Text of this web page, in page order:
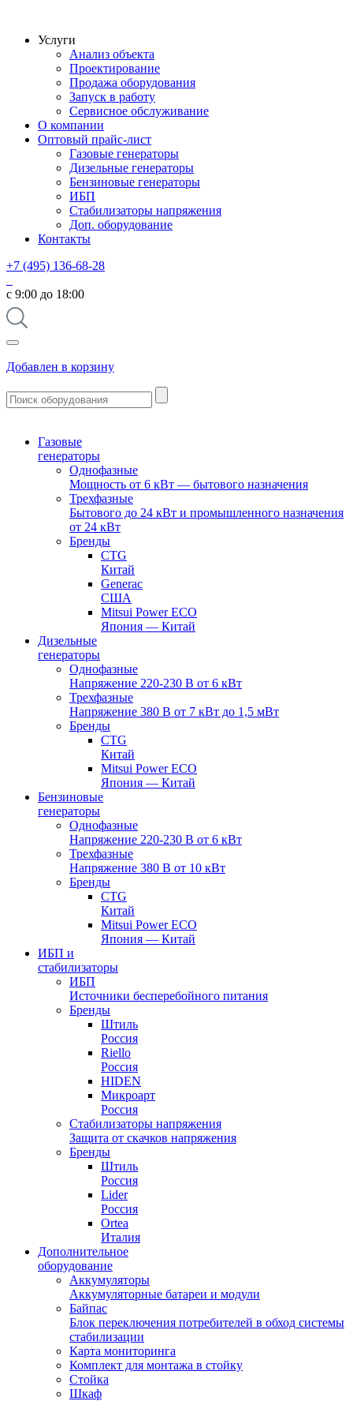
Услуги
Анализ объекта
Проектирование
Продажа оборудования
Запуск в работу
Сервисное обслуживание
О компании
Оптовый прайс-лист
Газовые генераторы
Дизельные генераторы
Бензиновые генераторы
ИБП
Стабилизаторы напряжения
Доп. оборудование
Контакты
+7 (495) 136-68-28
с 9:00 до 18:00
Добавлен в корзину
Газовые
генераторы
Однофазные
Мощность от 6 кВт — бытового назначения
Трехфазные
Бытового до 24 кВт и промышленного назначения
от 24 кВт
Бренды
CTG
Китай
Generac
США
Mitsui Power ECO
Япония — Китай
Дизельные
генераторы
Однофазные
Напряжение 220-230 В от 6 кВт
Трехфазные
Напряжение 380 В от 7 кВт до 1,5 мВт
Бренды
CTG
Китай
Mitsui Power ECO
Япония — Китай
Бензиновые
генераторы
Однофазные
Напряжение 220-230 В от 6 кВт
Трехфазные
Напряжение 380 В от 10 кВт
Бренды
CTG
Китай
Mitsui Power ECO
Япония — Китай
ИБП и
стабилизаторы
ИБП
Источники бесперебойного питания
Бренды
Штиль
Россия
Riello
Россия
HIDEN
Микроарт
Россия
Стабилизаторы напряжения
Защита от скачков напряжения
Бренды
Штиль
Россия
Lider
Россия
Ortea
Италия
Дополнительное
оборудование
Аккумуляторы
Аккумуляторные батареи и модули
Байпас
Блок переключения потребителей в обход системы
стабилизации
Карта мониторинга
Комплект для монтажа в стойку
Стойка
Шкаф